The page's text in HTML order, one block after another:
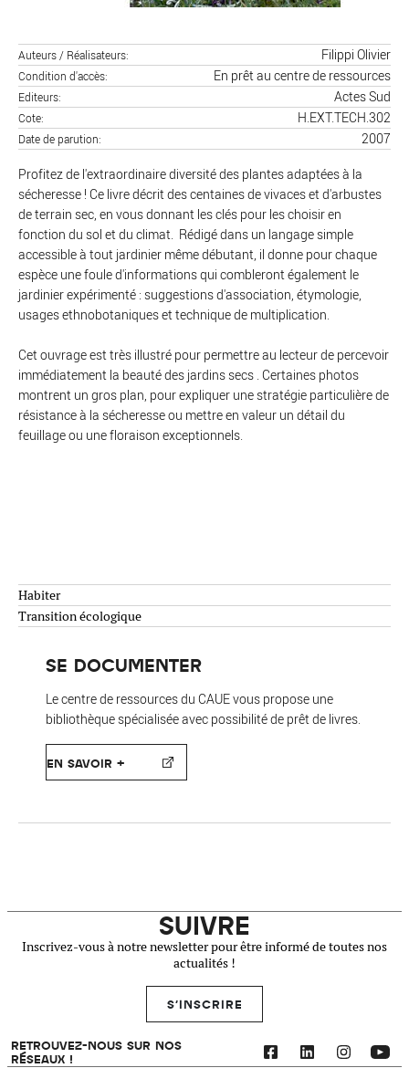
Habiter
Transition écologique
SE DOCUMENTER
Le centre de ressources du CAUE vous propose une
bibliothèque spécialisée avec possibilité de prêt de livres.
EN SAVOIR +
Auteurs / Réalisateurs Filippi Olivier
Condition d'accès En prêt au centre de ressources
Editeurs Actes Sud
Cote H.EXT.TECH.302
Date de parution 2007
Profitez de l'extraordinaire diversité des plantes adaptées à la
sécheresse ! Ce livre décrit des centaines de vivaces et d'arbustes
de terrain sec, en vous donnant les clés pour les choisir en
fonction du sol et du climat. Rédigé dans un langage simple
accessible à tout jardinier même débutant, il donne pour chaque
espèce une foule d'informations qui combleront également le
jardinier expérimenté : suggestions d'association, étymologie,
usages ethnobotaniques et technique de multiplication.
Cet ouvrage est très illustré pour permettre au lecteur de percevoir
immédiatement la beauté des jardins secs . Certaines photos
montrent un gros plan, pour expliquer une stratégie particulière de
résistance à la sécheresse ou mettre en valeur un détail du
feuillage ou une floraison exceptionnels.
SUIVRE
Inscrivez-vous à notre newsletter pour être informé de toutes nos
actualités !
S'INSCRIRE
RETROUVEZ-NOUS SUR NOS
RÉSEAUX !